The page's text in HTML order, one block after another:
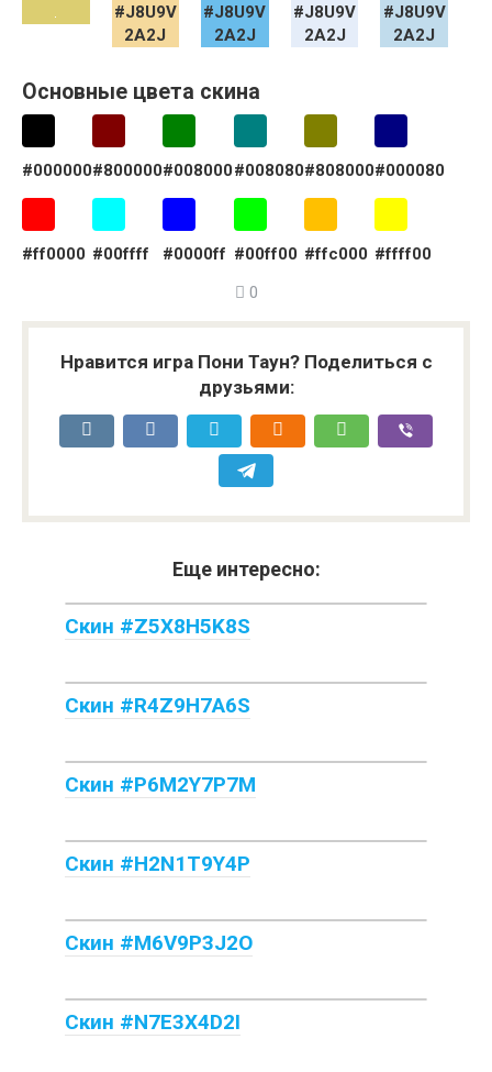
Основные цвета скина
#000000#800000#008000#008080#808000#000080
#ff0000 #00ffff #0000ff #00ff00 #ffc000 #ffff00
0
Нравится игра Пони Таун? Поделиться с
друзьями:
Еще интересно:
Скин #Z5X8H5K8S
Скин #R4Z9H7A6S
Скин #P6M2Y7P7M
Скин #H2N1T9Y4P
Скин #M6V9P3J2O
Скин #N7E3X4D2I